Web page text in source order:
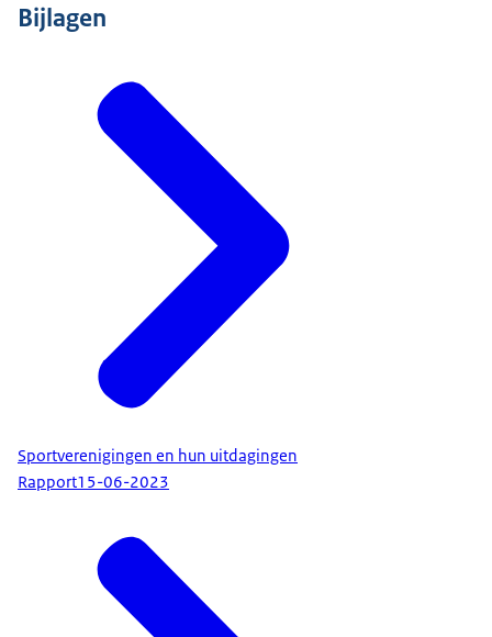
Bijlagen
Sportverenigingen en hun uitdagingen
Rapport15-06-2023